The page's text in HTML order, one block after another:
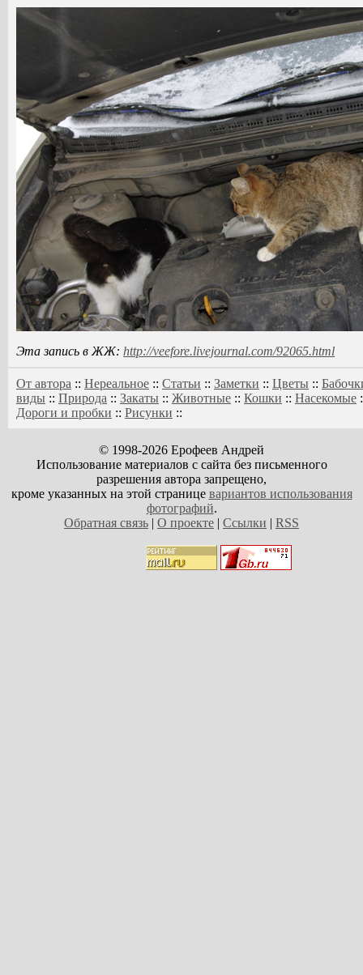
Эта запись в ЖЖ: http://veefore.livejournal.com/92065.html
От автора :: Нереальное :: Статьи :: Заметки :: Цветы ::
виды :: Природа :: Закаты :: Животные :: Кошки :: Насекомые
Дороги и пробки :: Рисунки ::
© 1998-2026 Ерофеев Андрей
Использование материалов с сайта без письменного
разрешения автора запрещено,
кроме указанных на этой странице вариантов использования
фотографий.
Обратная связь | О проекте | Ссылки | RSS